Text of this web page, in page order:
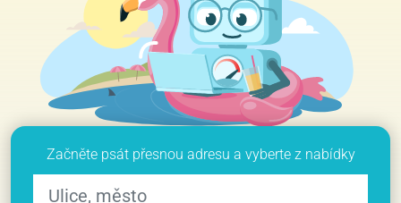
Začněte psát přesnou adresu a vyberte z nabídky